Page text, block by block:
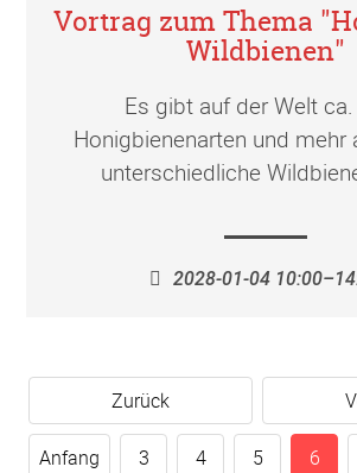
Vortrag zum Thema
Wildbienen"
Es gibt auf der Welt
Honigbienenarten und mehr
unterschiedliche
2028-01-04
Zurück
Anfang 3 4 5 6